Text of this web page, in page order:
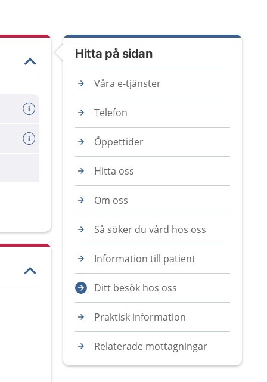
Hitta på sidan
Våra e-tjänster
Telefon
Öppettider
Hitta oss
Om oss
Så söker du vård hos oss
Information till patient
Ditt besök hos oss
Praktisk information
Relaterade mottagningar